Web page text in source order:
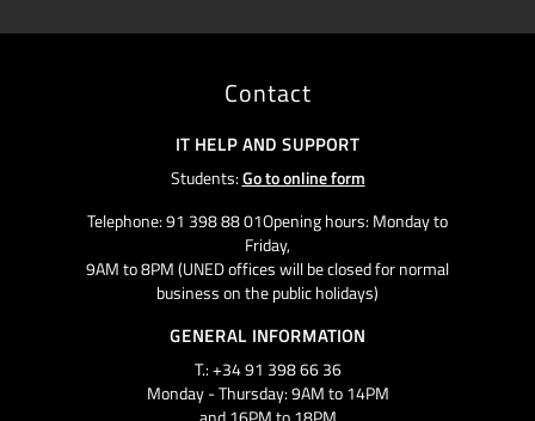
Contact
IT HELP AND SUPPORT
Students:Go to online form
Telephone: 91 398 88 01Opening hours: Monday to
Friday,
9AM to 8PM (UNED offices will be closed for normal
business on the public holidays)
GENERAL INFORMATION
T.: +34 91 398 66 36
Monday - Thursday: 9AM to 14PM